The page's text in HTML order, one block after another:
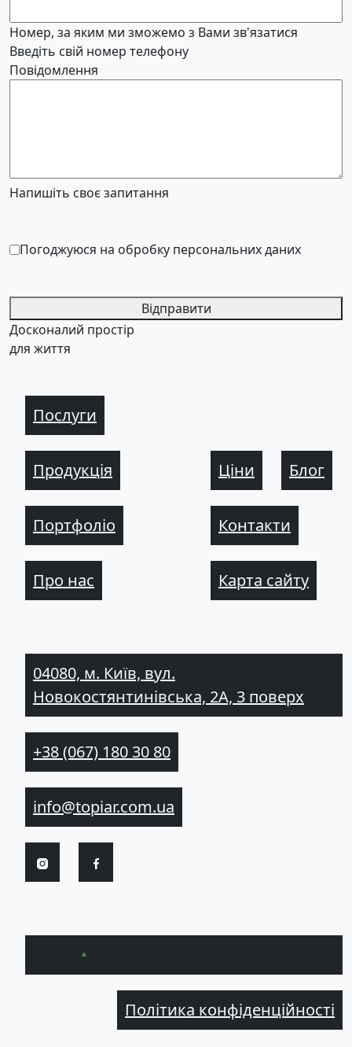
Номер, за яким ми зможемо з Вами зв'язатися
Введіть свій номер телефону
Повідомлення
Напишіть своє запитання
Погоджуюся на обробку персональних даних
Відправити
Досконалий простір
для життя
Послуги
Продукція
Портфоліо
Про нас
Ціни Блог
Контакти
Карта сайту
04080, м. Київ, вул.
Новокостянтинівська, 2А, 3 поверх
+38 (067) 180 30 80
info@topiar.com.ua
Політика конфіденційності